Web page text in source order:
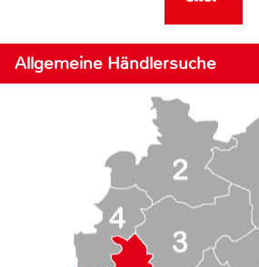
Allgemeine Händlersuche